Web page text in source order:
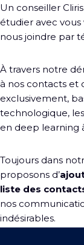
Un conseiller
étudier avec
nous joindre par
À travers notre
à nos contacts et
exclusivement,
technologique,
en deep learning
Toujours dans
proposons d’
liste des
nos
indésirables.